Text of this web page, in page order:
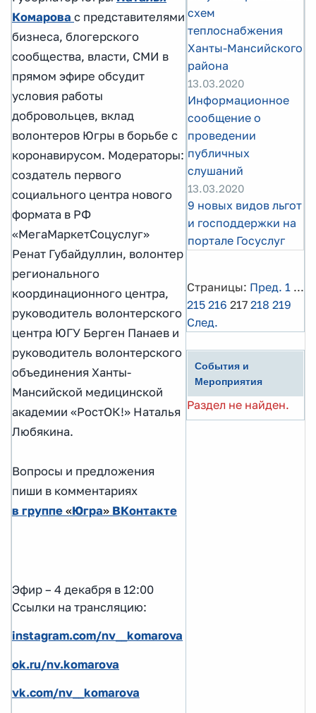
Комарова с представителями
бизнеса, блогерского
сообщества, власти, СМИ в
прямом эфире обсудит
условия работы
добровольцев, вклад
волонтеров Югры в борьбе с
коронавирусом. Модераторы:
создатель первого
социального центра нового
формата в РФ
«МегаМаркетСоцуслуг»
Ренат Губайдуллин, волонтер
регионального
координационного центра,
руководитель волонтерского
центра ЮГУ Берген Панаев и
руководитель волонтерского
объединения Ханты-
Мансийской медицинской
академии «РостОК!» Наталья
Любякина.
Вопросы и предложения
пиши в комментариях
в группе «Югра» ВКонтакте
Эфир – 4 декабря в 12:00
Ссылки на трансляцию:
instagram.com/nv__komarova
ok.ru/nv.komarova
vk.com/nv__komarova
схем
теплоснабжения
Ханты-Мансийского
района
13.03.2020
Информационное
сообщение о
проведении
публичных
слушаний
13.03.2020
9 новых видов льгот
и господдержки на
портале Госуслуг
Страницы: Пред. 1 ...
215 216 217 218 219
След.
События и
Мероприятия
Раздел не найден.